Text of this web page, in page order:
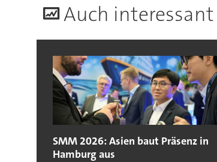
Auch interessant
SMM 2026: Asien baut Präsenz in
Hamburg aus